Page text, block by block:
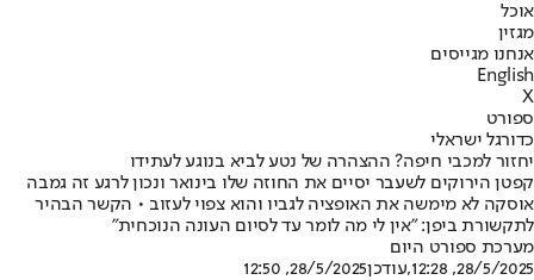
אוכל
מגזין
אנחנו מגייסים
English
X
ספורט
כדורגל ישראלי
יחזור למכבי חיפה? ההצהרה של נטע לביא בנוגע לעתידו
קפטן הירוקים לשעבר יסיים את החוזה שלו בינואר ונכון לרגע זה גמבה
אוסקה לא מימשה את האופציה לגביו והוא צפוי לעזוב • הקשר הבהיר
לתקשורת ביפן: "אין לי מה לומר עד לסיום העונה הנוכחית"
מערכת ספורט היום
28/5/2025, 12:28
,עודכן28/5/2025, 12:50